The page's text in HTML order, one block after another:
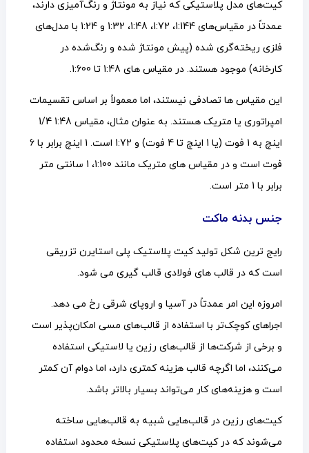
کیت‌های مدل پلاستیکی که نیاز به مونتاژ و رنگ‌آمیزی دارند،
عمدتاً در مقیاس‌های 1:144، 1:72، 1:48، 1:32 و 1:24 با مدل‌های
فلزی ریخته‌گری شده (پیش مونتاژ شده و رنگ‌شده در
کارخانه) موجود هستند. در مقیاس های 1:48 تا 1:600.
این مقیاس ها تصادفی نیستند، اما معمولاً بر اساس تقسیمات
امپراتوری یا متریک هستند. به عنوان مثال، مقیاس 1:48 1/4
اینچ به 1 فوت (یا 1 اینچ تا 4 فوت) و 1:72 است. 1 اینچ برابر با 6
فوت است و در مقیاس های متریک مانند 1:100، 1 سانتی متر
برابر با 1 متر است.
جنس بدنه ماکت
رایج ترین شکل تولید کیت پلاستیک پلی استایرن تزریقی
است که در قالب های فولادی قالب گیری می شود.
امروزه این امر عمدتاً در آسیا و اروپای شرقی رخ می دهد.
اجراهای کوچک‌تر با استفاده از قالب‌های مسی امکان‌پذیر است
و برخی از شرکت‌ها از قالب‌های رزین یا لاستیکی استفاده
می‌کنند، اما اگرچه قالب هزینه کمتری دارد، اما دوام آن کمتر
است و هزینه‌های کار می‌تواند بسیار بالاتر باشد.
کیت‌های رزین در قالب‌هایی شبیه به قالب‌هایی ساخته
می‌شوند که در کیت‌های پلاستیکی نسخه محدود استفاده